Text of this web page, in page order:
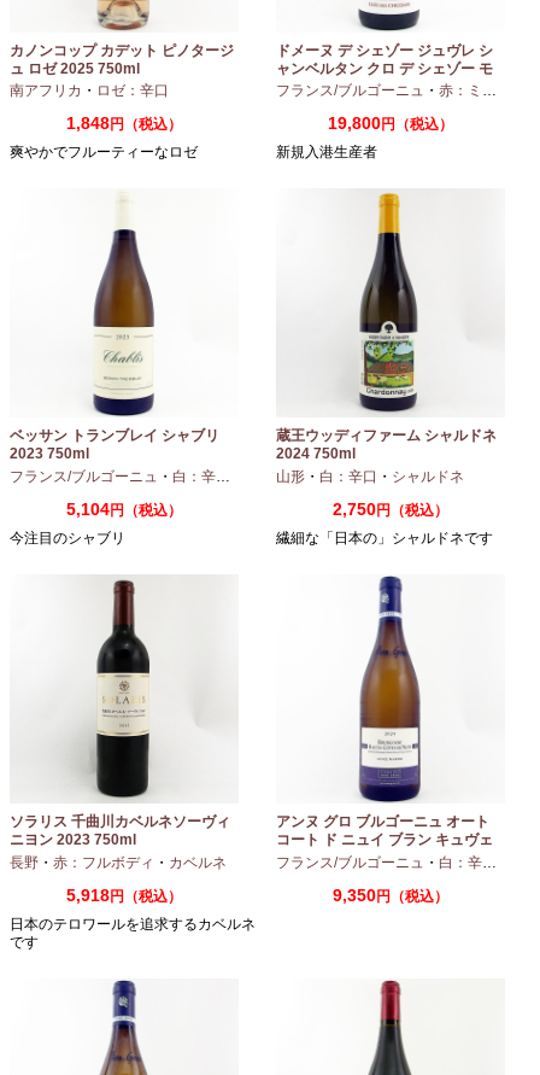
カノンコップ カデット ピノタージ
ュ ロゼ 2025 750ml
南アフリカ ・ ロゼ：辛口
1,848円（税込）
爽やかでフルーティーなロゼ
ドメーヌ デ シェゾー ジュヴレ シ
ャンベルタン クロ デ シェゾー モ
ノポール 2023 750ml
フランス/ブルゴーニュ ・ 赤：ミディアムボディ
19,800円（税込）
新規入港生産者
ベッサン トランブレイ シャブリ
2023 750ml
フランス/ブルゴーニュ ・ 白：辛口 シャルドネ
5,104円（税込）
今注目のシャブリ
蔵王ウッディファーム シャルドネ
2024 750ml
山形 ・ 白：辛口 ・ シャルドネ
2,750円（税込）
繊細な「日本の」シャルドネです
ソラリス 千曲川カベルネソーヴィ
ニヨン 2023 750ml
長野 ・ 赤：フルボディ ・ カベルネ
5,918円（税込）
日本のテロワールを追求するカベルネ
です
アンヌ グロ ブルゴーニュ オート
コート ド ニュイ ブラン キュヴェ
マリーヌ 2024 750ml
フランス/ブルゴーニュ ・ 白：辛口
9,350円（税込）